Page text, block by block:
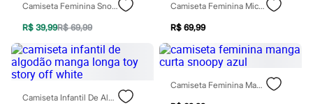
Casacos e Jaquetas
Jeans
Moda esportiva
Shorts e Bermudas
Todos os produtos
Infantil
Em alta
Arrumadinho para os meninos
Camiseta Feminina Snoopy Jazz Club Marrom
R$ 39,99R$ 69,99
Camiseta Feminina Mickey E Pluto Verde
R$ 69,99
Camiseta Infantil De Algodão Manga Longa Toy Story Off White
Camiseta Feminina Manga Curta Snoopy Azul